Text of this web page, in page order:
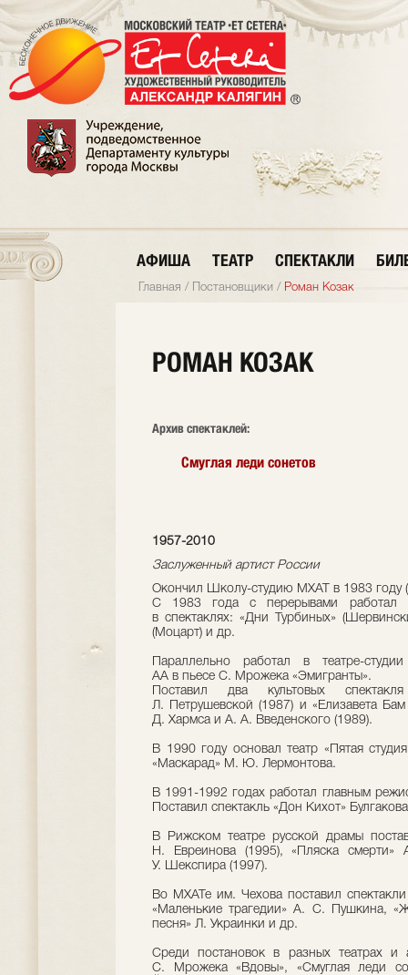
АФИША ТЕАТР СПЕКТАКЛИ
Главная / Постановщики / Роман Козак
РОМАН КОЗАК
Архив спектаклей:
Смуглая леди сонетов
1957-2010
Заслуженный артист России
Окончил Школу-студию МХАТ в 1983 году
С 1983 года с перерывами
в спектаклях: «Дни Турбиных»
(Моцарт) и др.
Параллельно работал в театре-
АА в пьесе С. Мрожека «Эмигранты».
Поставил два культовых
Л. Петрушевской (1987) и «Елизавета
Д. Хармса и А. А. Введенского (1989).
В 1990 году основал театр «Пятая
«Маскарад» М. Ю. Лермонтова.
В 1991-1992 годах работал главным
Поставил спектакль «Дон Кихот»
В Рижском театре русской драмы
Н. Евреинова (1995), «Пляска смерти»
У. Шекспира (1997).
Во МХАТе им. Чехова поставил
«Маленькие трагедии» А. С. Пушкина,
песня» Л. Украинки и др.
Среди постановок в разных театрах и
С. Мрожека «Вдовы», «Смуглая леди